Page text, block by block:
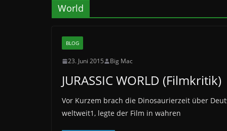
World
BLOG
23. Juni 2015 Big Mac
JURASSIC WORLD (Filmkritik)
Vor Kurzem brach die Dinosaurierzeit über
weltweit1, legte der Film in wahren